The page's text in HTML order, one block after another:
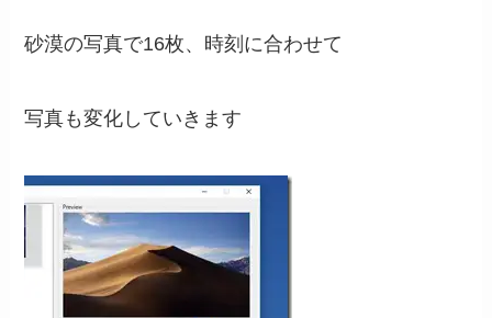
砂漠の写真で16枚、時刻に合わせて
写真も変化していきます